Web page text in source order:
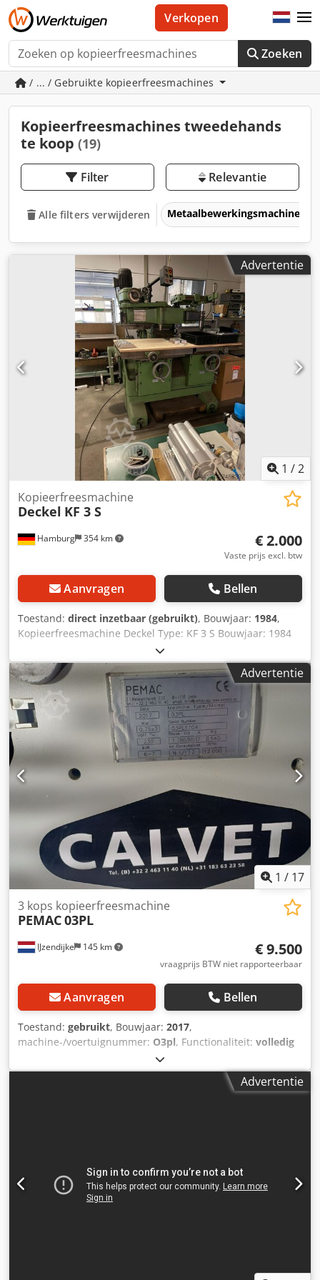
Zoeken
Verkopen
/ ... / Gebruikte kopieerfreesmachines
Kopieerfreesmachines tweedehands
te koop (19)
Filter Relevantie
Alle filters verwijderen Metaalbewerkingsmachines
Advertentie
1 /2
Hamburg 354 km
Kopieerfreesmachine
Deckel KF 3 S
€ 2.000
Vaste prijs excl. btw
Aanvragen Bellen
Toestand: direct inzetbaar (gebruikt), Bouwjaar: 1984,
Kopieerfreesmachine Deckel Type: KF 3 S Bouwjaar: 1984
Tafelafmetingen: 600 x 555 / 620 x 750 mm Verplaatsing Y:
150 mm Slag Z: 380 mm Slag X: 150 mm Aandrijving: 3 kW
Chjdszrbuqepfx Ah Uea Ruwspindel Fijnspindel
Vergrendelingsarm Bedieningshendel met kabel
Tasterhouder Spantangen Gewicht: 2400 kg Prijs: € 2.000,
— excl. btw, af locatie
Advertentie
1 / 17
IJzendijke 145 km
3 kops kopieerfreesmachine
PEMAC03PL
€ 9.500
vraagprijs BTW niet rapporteerbaar
Aanvragen Bellen
Toestand: gebruikt, Bouwjaar: 2017,
machine-/voertuignummer: O3pl, Functionaliteit: volledig
0,75 kW (1,02 pk)
ingangsspanning:230 V, ingangsfrequentie:60 Hz, type
, parallelgeleiderafstelling:
kopieerfrees – Bouwjaar 2017 – Direct inzetbaar Zeer nette
PEMAC 03PL kopieerfrees voor aluminium profielen,
bouwjaar 2017. Cedpfx Aszlar Ueh Ujha De machine is
Advertentie